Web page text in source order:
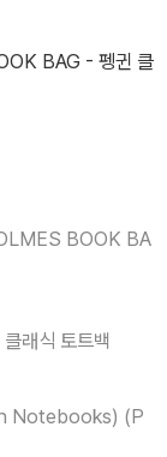
BAG - 펭귄 클
BOOK BA
래식 토트백
Notebooks) (P